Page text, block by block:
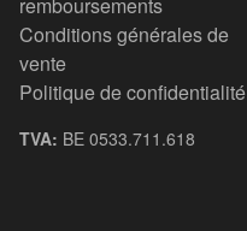
remboursements
Conditions générales de
vente
Politique de confidentialité
TVA: BE 0533.711.618